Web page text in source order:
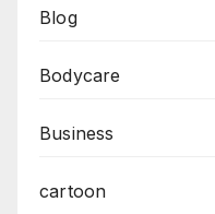
Blog
Bodycare
Business
cartoon